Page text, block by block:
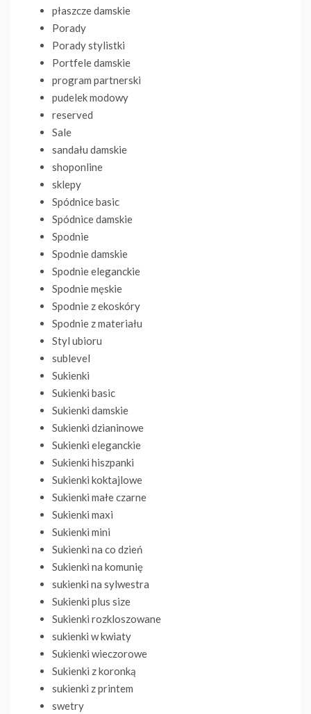
płaszcze damskie
Porady
Porady stylistki
Portfele damskie
program partnerski
pudelek modowy
reserved
Sale
sandału damskie
shoponline
sklepy
Spódnice basic
Spódnice damskie
Spodnie
Spodnie damskie
Spodnie eleganckie
Spodnie męskie
Spodnie z ekoskóry
Spodnie z materiału
Styl ubioru
sublevel
Sukienki
Sukienki basic
Sukienki damskie
Sukienki dzianinowe
Sukienki eleganckie
Sukienki hiszpanki
Sukienki koktajlowe
Sukienki małe czarne
Sukienki maxi
Sukienki mini
Sukienki na co dzień
Sukienki na komunię
sukienki na sylwestra
Sukienki plus size
Sukienki rozkloszowane
sukienki w kwiaty
Sukienki wieczorowe
Sukienki z koronką
sukienki z printem
swetry